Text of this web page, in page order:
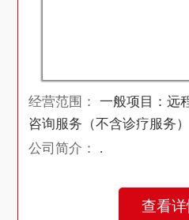
经营范围：
一般项目：远
咨询服务（不含诊疗服务
计服务；摄影扩印服务；
售；日用口罩（非医用）
服装服饰批发；鞋帽批发
公司简介： .
查看